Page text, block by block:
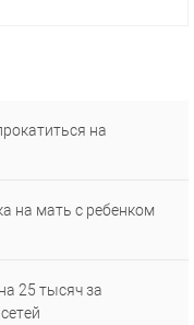
на
на мать с ребенком
25 тысяч за